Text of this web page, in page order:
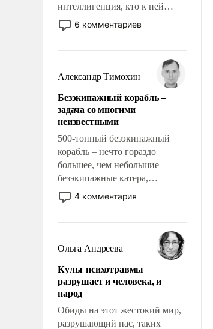
интеллигенция, кто к ней
принадлежит, а кого из неё
исключили с правом
чем она отличается от просто
образованных людей. Иногда
казалось, что эти вопросы
решены раз и навсегда, но –
нет, не решены.
6 комментариев
Александр Тимохин
Безэкипажный корабль –
задача со многими
неизвестными
500-тонный безэкипажный
корабль – нечто гораздо
большее, чем небольшие
безэкипажные катера,
применение которых уже
стало обыденностью. Задача по
сложна и амбициозна. Однако
и ее реализация радикально
поднимет наши боевые
возможности.
4 комментария
Ольга Андреева
Культ психотравмы
разрушает и человека, и
народ
Обиды на этот жестокий мир,
разрушающий нас, таких